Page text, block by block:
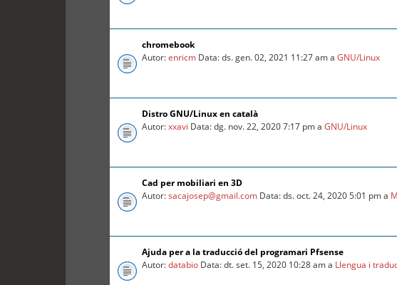
chromebook
Autor:enricm Data: ds. gen. 02, 2021 11:27 am aGNU/Linux
Distro GNU/Linux en català
Autor:xxavi Data: dg. nov. 22, 2020 7:17 pm aGNU/Linux
Cad per mobiliari en 3D
Autor:sacajosep@gmail.com Data: ds. oct. 24, 2020 5:01 pm a
Ajuda per a la traducció del programari Pfsense
Autor:databio Data: dt. set. 15, 2020 10:28 am a Llengua i